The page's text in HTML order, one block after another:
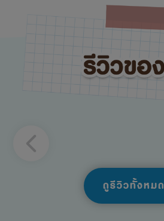
ดูรีวิวทั้งหมด